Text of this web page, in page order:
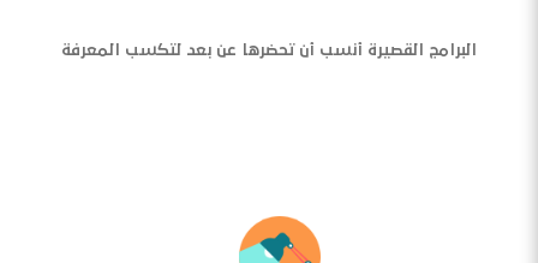
البرامج القصيرة أنسب أن تحضرها عن بعد لتكسب المعرفة